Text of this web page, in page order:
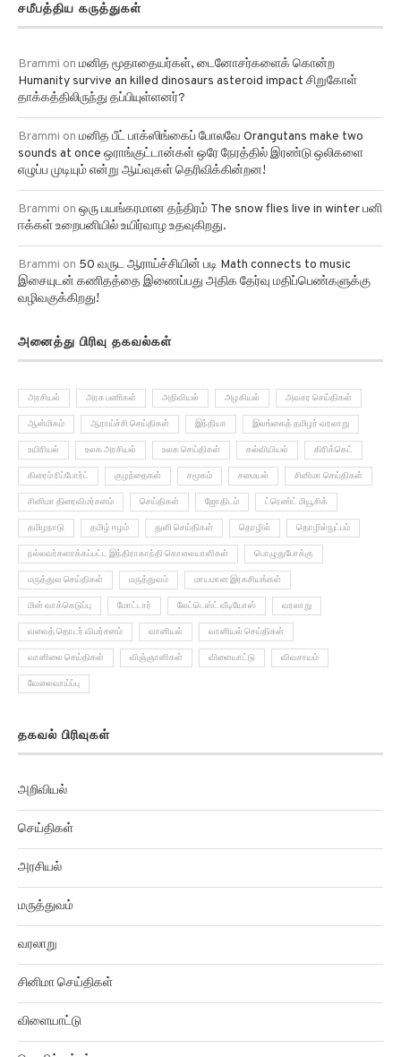
Humanity survive an killed dinosaurs asteroid impact சிறுகோள்
தாக்கத்திலிருந்து தப்பியுள்ளனர்?
Brammionமனித பீட் பாக்ஸிங்கைப் போலவே Orangutans make two
sounds at once ஒராங்குட்டான்கள் ஒரே நேரத்தில் இரண்டு ஒலிகளை
எழுப்ப முடியும் என்று ஆய்வுகள் தெரிவிக்கின்றன!
Brammionஒரு பயங்கரமான தந்திரம் The snow flies live in winter பனி
ஈக்கள் உறைபனியில் உயிர்வாழ உதவுகிறது.
Brammion50 வருட ஆராய்ச்சியின் படி Math connects to music
இசையுடன் கணிதத்தை இணைப்பது அதிக தேர்வு மதிப்பெண்களுக்கு
வழிவகுக்கிறது!
ஆன்மிகம் ஆராய்ச்சி செய்திகள் இந்தியா இலங்கைத் தமிழர் வரலாறு
உயிரியல் உலக அரசியல் உலக செய்திகள் கல்வியியல் கிரிக்கெட்
கிரைம் ரிப்போர்ட் குழந்தைகள் சமூகம் சமையல் சினிமா செய்திகள்
சினிமா திரைவிமர்சனம் செய்திகள் ஜோதிடம் ட்ரெண்ட் மியூசிக்
தமிழநாடு தமிழ் ஈழம் துளி செய்திகள் தொழில் தொழில்நுட்பம்
நல்லவர்களாக்கப்பட்ட இந்திராகாந்தி கொலையாளிகள் பொழுதுபோக்கு
மருத்துவ செய்திகள் மருத்துவம் மாயமான இரகசியங்கள்
மின் வாக்கெடுப்பு மோட்டார் லேட்டெஸ்ட் வீடியோஸ் வரலாறு
வலைத் தொடர் விமர்சனம் வானியல் வானியல் செய்திகள்
வானிலை செய்திகள் விஞ்ஞானிகள் விளையாட்டு விவசாயம்
வேலைவாய்ப்பு
செய்திகள்
அரசியல்
மருத்துவம்
வரலாறு
சினிமா செய்திகள்
விளையாட்டு
தொழில்நுட்பம்